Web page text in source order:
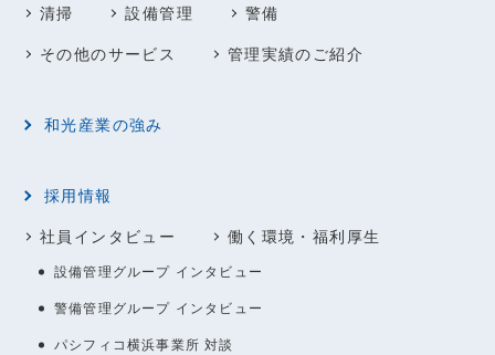
清掃 設備管理 警備
その他のサービス 管理実績のご紹介
和光産業の強み
採用情報
社員インタビュー 働く環境・福利厚生
設備管理グループ インタビュー
警備管理グループ インタビュー
パシフィコ横浜事業所 対談